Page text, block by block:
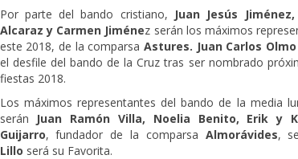
Por parte del bando cristiano, Juan Jesús
Alcaraz y Carmen Jiménez serán los máximos
este 2018, de la comparsa Astures. Juan Carlos Olmo
el desfile del bando de la Cruz tras ser nombrado
fiestas 2018.
Los máximos representantes del bando de la media
serán Juan Ramón Villa, Noelia Benito, Erik y
Guijarro, fundador de la comparsa Almorávides,
Lillo será su Favorita.